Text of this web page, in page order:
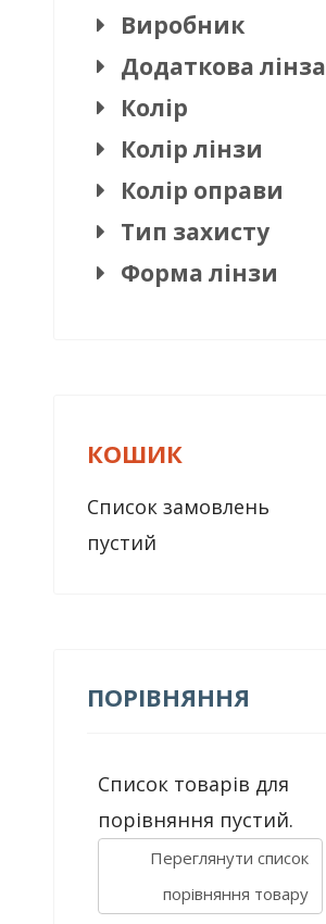
Виробник
Додаткова лінза
Колір
Колір лінзи
Колір оправи
Тип захисту
Форма лінзи
КОШИК
Список замовлень
пустий
ПОРІВНЯННЯ
Список товарів для
порівняння пустий.
Переглянути список
порівняння товару